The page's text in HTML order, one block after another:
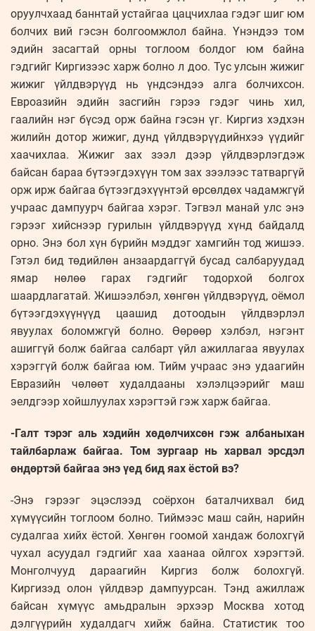
оруулчхаад баннтай устайгаа цацчихлаа гэдэг шиг юм
болчих вий гэсэн болгоомжлол байна. Үнэндээ том
эдийн засагтай орны тоглоом болдог юм байна
гэдгийг Киргизээс харж болно л доо. Тус улсын жижиг
жижиг үйлдвэрүүд нь үндсэндээ алга болчихсон.
Евроазийн эдийн засгийн гэрээ гэдэг чинь хил,
гаалийн нэг бүсэд орж байна гэсэн үг. Киргиз хэдхэн
жилийн дотор жижиг, дунд үйлдвэрүүдийнхээ үүдийг
хаачихлаа. Жижиг зах зээл дээр үйлдвэрлэгдэж
байсан бараа бүтээгдэхүүн том зах зээлээс татваргүй
орж ирж байгаа бүтээгдэхүүнтэй өрсөлдөх чадамжгүй
учраас дампуурч байгаа хэрэг. Тэгвэл манай улс энэ
гэрээг хийснээр гурилын үйлдвэрүүд хүнд байдалд
орно. Энэ бол хүн бүрийн мэддэг хамгийн тод жишээ.
Гэтэл бид төдийлөн анзаардаггүй бусад салбаруудад
ямар нөлөө гарах гэдгийг тодорхой болгох
шаардлагатай. Жишээлбэл, хөнгөн үйлдвэрүүд, оёмол
бүтээгдэхүүнүүд цаашид дотоодын үйлдвэрлэл
явуулах боломжгүй болно. Өөрөөр хэлбэл, нэгэнт
ашиггүй болж байгаа салбарт үйл ажиллагаа явуулах
хэрэггүй болж байгаа юм. Тийм учраас энэ удаагийн
Евразийн чөлөөт худалдааны хэлэлцээрийг маш
эелдгээр хойшлуулах хэрэгтэй гэж харж байгаа.
-Галт тэрэг аль хэдийн хөдөлчих­сөн гэж албаныхан
тайлбарлаж байгаа. Том зургаар нь харвал эрсдэл
өндөртэй байгаа энэ үед бид яах ёстой вэ?
-Энэ гэрээг эцэслээд соёрхон баталчихвал бид
хүмүүсийн тоглоом болно. Тиймээс маш сайн, нарийн
судалгаа хийх ёстой. Хөнгөн гоомой хандаж болохгүй
чухал асуудал гэдгийг хаа хаанаа ойлгох хэрэгтэй.
Монголчууд дараагийн Киргиз болж болохгүй.
Киргизэд олон үйлдвэр дампуурсан. Тэнд ажиллаж
байсан хүмүүс амьдралын эрхээр Москва хотод
дэлгүүрийн худалдагч хийж байна. Статистик тоо